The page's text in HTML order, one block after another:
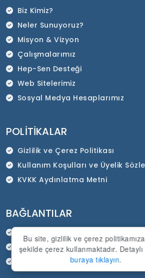
Bu site, gizlilik ve çerez
şekilde çerez kullanmaktadır.
buraya tıklayın.
Biz Kimiz?
Neler Sunuyoruz?
Misyon & Vizyon
Çalışmalarımız
Hep-Sen Desteği
Web Sitelerimiz
Sosyal Medya Hesaplarımız
POLITIKALAR
Gizlilik ve Çerez Politikası
Kullanım Koşulları ve Üyelik
KVKK Aydınlatma Metni
BAĞLANTILAR
SADEP Kurumsal İnternet Sitesi